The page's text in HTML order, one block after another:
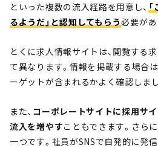
といった複数の流入経路を用意し、
るようだ」と認知してもらう必要があ
とくに求人情報サイトは、閲覧する
て異なります。情報を掲載する場合
ーゲットが含まれるかよく確認しまし
また、 コーポレートサイトに採用サ
流入を増やすこともできます。さら
一つです。社員がSNSで自発的に発